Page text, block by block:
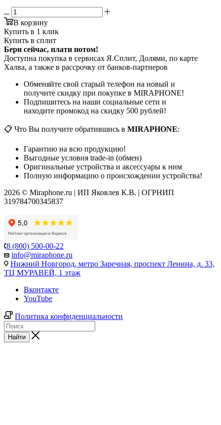
В корзину
Купить в 1 клик
Купить в сплит
Бери сейчас, плати потом!
Доступна покупка в сервисах Я.Сплит, Долями, по карте
Халва, а также в рассрочку от банков-партнеров
Обменяйте свой старый телефон на новый и
получите скидку при покупке в MIRAPHONE!
Подпишитесь на наши социальные сети и
находите промокод на скидку 500 рублей!
📋 Что Вы получите обратившись в MIRAPHONE:
Гарантию на всю продукцию!
Выгодные условия trade-in (обмен)
Оригинальные устройства и аксессуары к ним
Полную информацию о происхождении устройства!
2026 © Miraphone.ru | ИП Яковлев К.В. | ОГРНИП
319784700345837
8 (800) 500-00-22
info@miraphone.ru
Нижний Новгород, метро Заречная, проспект Ленина, д. 33,
ТЦ МУРАВЕЙ, 1 этаж
Вконтакте
YouTube
Политика конфиденциальности
Найти